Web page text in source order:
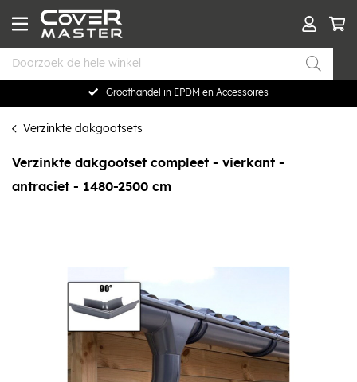
Groothandel in EPDM en Accessoires
Verzinkte dakgootsets
Verzinkte dakgootset compleet - vierkant -
antraciet - 1480-2500 cm